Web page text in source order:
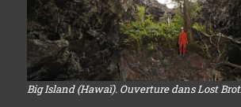
Big Island (Hawaï). Ouverture dans Lost